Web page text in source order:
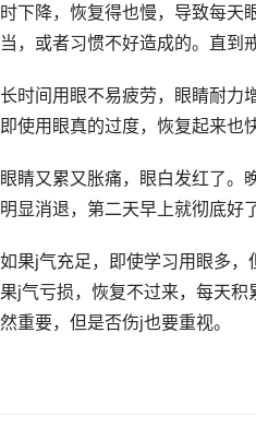
下降，恢复得也慢，导致每
，或者习惯不好造成的。直到
时间用眼不易疲劳，眼睛耐力
使用眼真的过度，恢复起来也
睛又累又胀痛，眼白发红了
显消退，第二天早上就彻底好
果j气充足，即使学习用眼多
j气亏损，恢复不过来，每天
重要，但是否伤j也要重视。